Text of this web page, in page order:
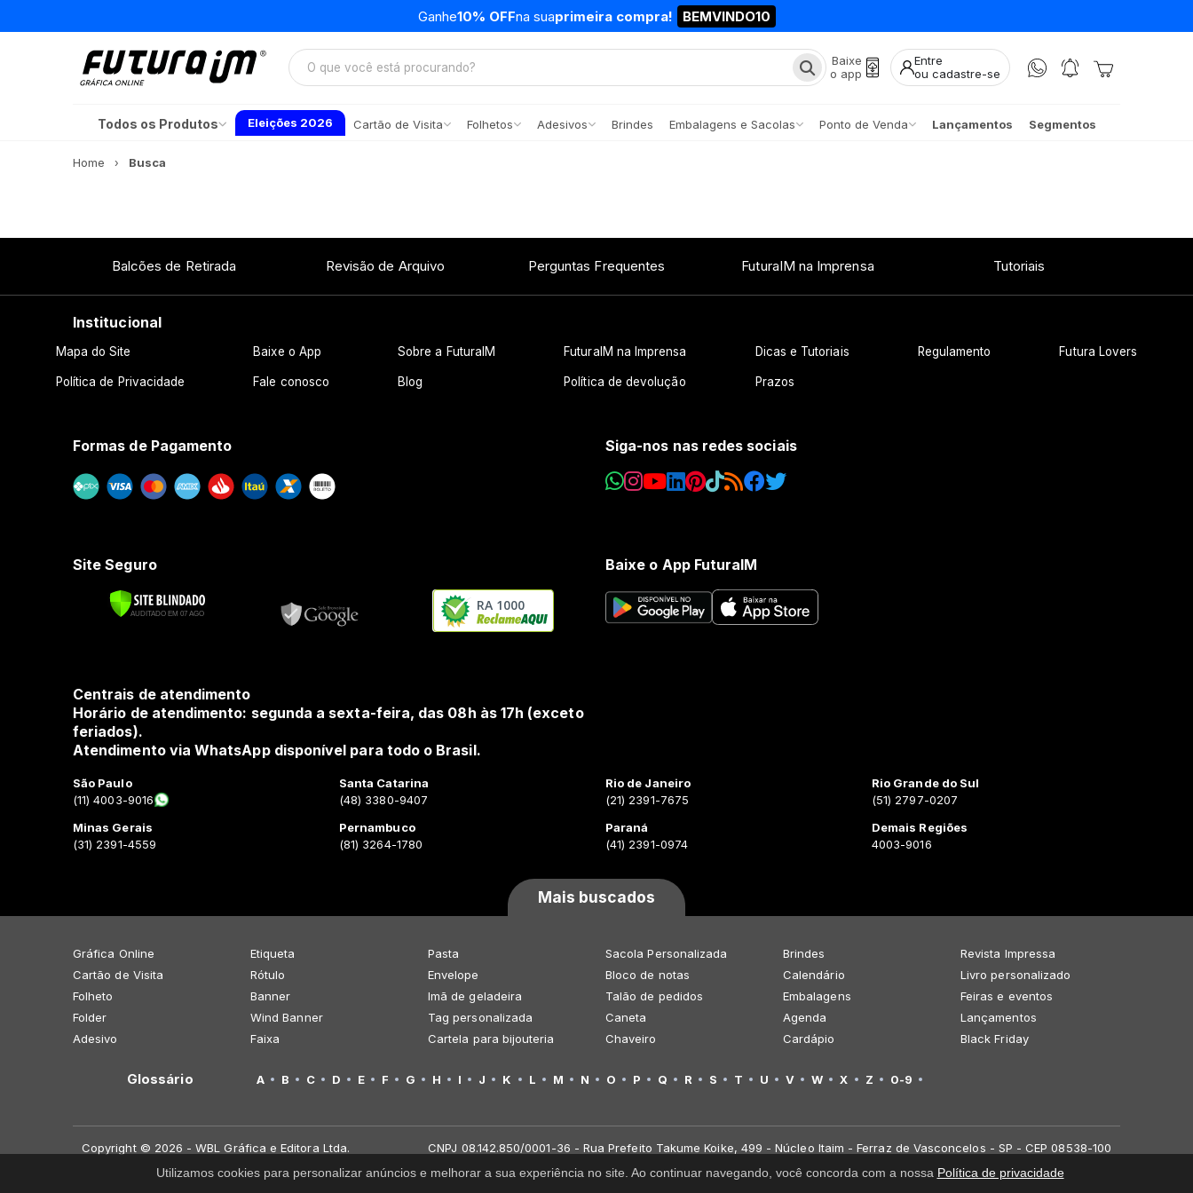
Ganhe10% OFFna suaprimeira compra! BEMVINDO10
Baixe
o app
Entre
ou cadastre-se
Todos os Produtos Eleições 2026 Cartão de Visita Folhetos Adesivos Brindes Embalagens e Sacolas Ponto de Venda Lançamentos Segmentos
Home Busca
Balcões de Retirada Revisão de Arquivo Perguntas Frequentes FuturaIM na Imprensa Tutoriais
Institucional
Mapa do Site Baixe o App Sobre a FuturaIM FuturaIM na Imprensa Dicas e Tutoriais Regulamento Futura Lovers
Política de Privacidade Fale conosco Blog Política de devolução Prazos
Formas de Pagamento Siga-nos nas redes sociais
Site Seguro
RA 1000
Baixe o App FuturaIM
Centrais de atendimento
Horário de atendimento: segunda a sexta-feira, das 08h às 17h (exceto
feriados).
Atendimento via WhatsApp disponível para todo o Brasil.
São Paulo
(11) 4003-9016
Minas Gerais
(31) 2391-4559
Santa Catarina
(48) 3380-9407
Pernambuco
(81) 3264-1780
Rio de Janeiro
(21) 2391-7675
Paraná
(41) 2391-0974
Rio Grande do Sul
(51) 2797-0207
Demais Regiões
4003-9016
Mais buscados
Gráfica Online
Cartão de Visita
Folheto
Folder
Adesivo
Etiqueta
Rótulo
Banner
Wind Banner
Faixa
Pasta
Envelope
Imã de geladeira
Tag personalizada
Cartela para bijouteria
Sacola Personalizada
Bloco de notas
Talão de pedidos
Caneta
Chaveiro
Brindes
Calendário
Embalagens
Agenda
Cardápio
Revista Impressa
Livro personalizado
Feiras e eventos
Lançamentos
Black Friday
Glossário A B C D E F G H I J K L M N O P Q R S T U V W X Z 0-9
Copyright © 2026 - WBL Gráfica e Editora Ltda.
CNPJ 08.142.850/0001-36 - Rua Prefeito Takume Koike, 499 - Núcleo Itaim - Ferraz de Vasconcelos - SP - CEP 08538-100
Utilizamos cookies para personalizar anúncios e melhorar a sua experiência no site. Ao continuar navegando, você concorda com a nossa Política de privacidade